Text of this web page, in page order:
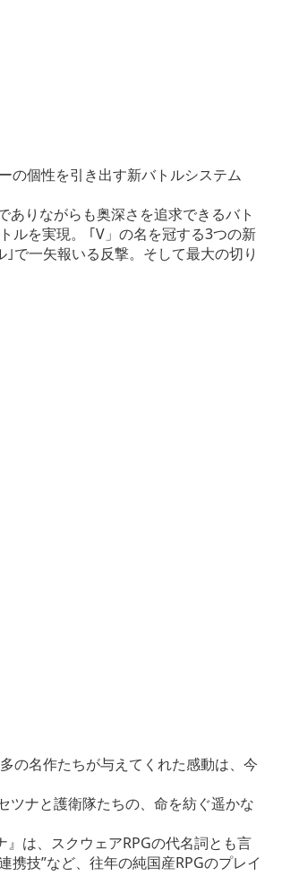
の個性を引き出す新バトルシステム
ありながらも奥深さを追求できるバト
ルを実現。 ｢V」の名を冠する3つの新
で一矢報いる反撃。そして最大の切り
の名作たちが与えてくれた感動は、今
ツナと護衛隊たちの、命を紡ぐ遥かな
は、スクウェアRPGの代名詞とも言
携技”など、往年の純国産RPGのプレイ